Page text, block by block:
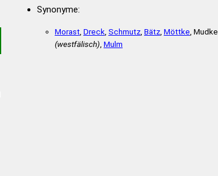
Synonyme:
Morast, Dreck Schmutz, Bätz, Möttke , Mudke
(westfälisch) Mulm